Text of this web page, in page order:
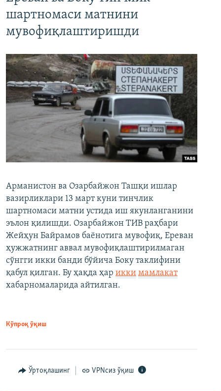
шартномаси матнини
мувофиқлаштиришди
Арманистон ва Озарбайжон Ташқи ишлар
вазирликлари 13 март куни тинчлик
шартномаси матни устида иш якунланганини
эълон қилишди. Озарбайжон ТИВ раҳбари
Жейҳун Байрамов баёнотига мувофиқ, Ереван
ҳужжатнинг аввал мувофиқлаштирилмаган
сўнгги икки банди бўйича Боку таклифини
қабул қилган. Бу ҳақда ҳар икки мамлакат
хабарномаларида айтилган.
Кўпроқ ўқиш
Ўртоқлашинг VPNсиз ўқиш